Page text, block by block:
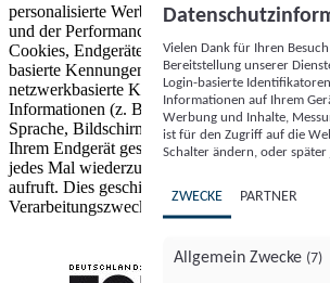
personalisierte Werbung und Inhalte, Messung
und der Performance von Inhalten sowie
Cookies, Endgeräte- oder ähnliche Online-
basierte Kennungen, zufällig generierte
netzwerkbasierte Kennungen) können
Informationen (z. B. Browsertyp und
Sprache, Bildschirmgröße, unterstützte
Ihrem Endgerät gespeichert oder von dort
jedes Mal wiederzuerkennen, wenn es eine
aufruft. Dies geschieht für einen oder mehrere
Verarbeitungszwecke.
Vielen Dank für Ihren
Bereitstellung unserer
Login-basierte
Informationen auf Ihrem
Werbung und Inhalte,
ist für den Zugriff auf die
Schalter ändern, oder
ZWECKE PARTNER
Allgemein Zwecke (7)